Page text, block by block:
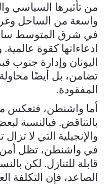
من تأثيرها السياسي
واسعة من الساحل
في شرق المتوسط
ادعاءاتها كقوة
اليونان وإدارة
تضامن، بل أيضًا محاولة
المفقودة.
أما واشنطن، فتعكس
بالتناقض. فبالنسبة
والإنجيلية التي لا
في واشنطن، تظل أمن
قابلة للتنازل. لكن
الصاعد، فإن التكلفة